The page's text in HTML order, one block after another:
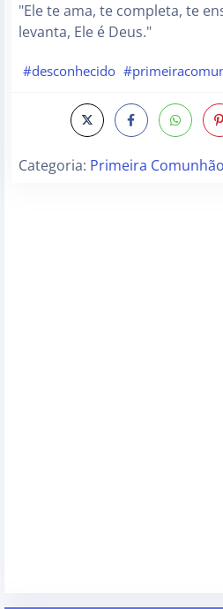
"Ele te ama, te completa, te
levanta, Ele é Deus."
#desconhecido
Categoria: Primeira Comunhão